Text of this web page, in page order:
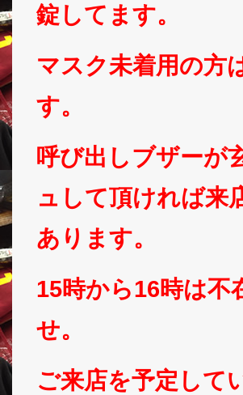
錠してます。
マスク未着用の方
す。
呼び出しブザーが
ュして頂ければ来
あります。
15時から16時は不
せ。
ご来店を予定して